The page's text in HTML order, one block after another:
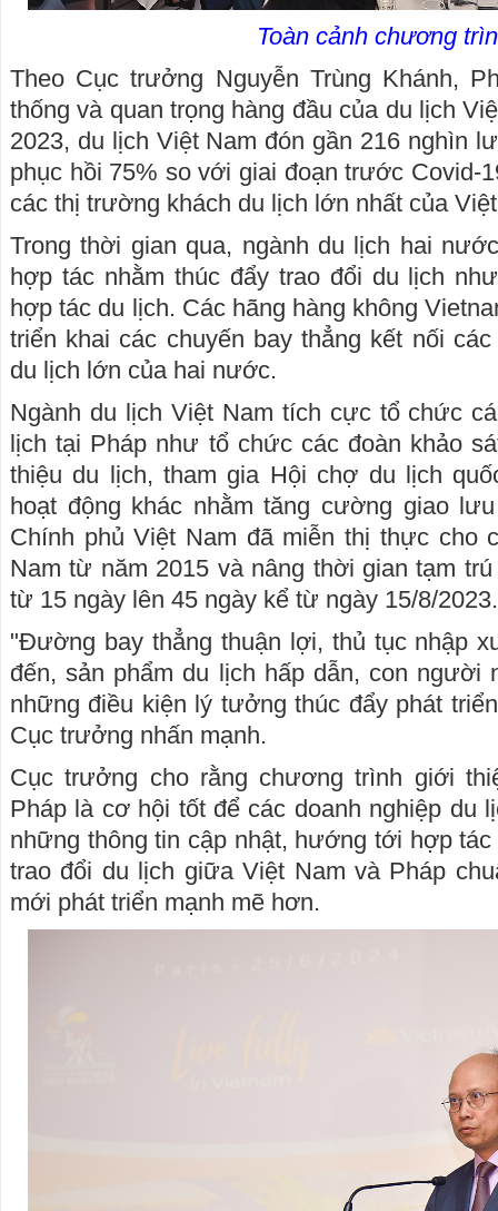
Toàn cảnh chương
Theo Cục trưởng Nguyễn Trùng Khánh,
thống và quan trọng hàng đầu của du lịch
2023, du lịch Việt Nam đón gần 216 nghìn
phục hồi 75% so với giai đoạn trước Covid-
các thị trường khách du lịch lớn nhất của
Trong thời gian qua, ngành du lịch hai
hợp tác nhằm thúc đẩy trao đổi du lịch
hợp tác du lịch. Các hãng hàng không
triển khai các chuyến bay thẳng kết nối
du lịch lớn của hai nước.
Ngành du lịch Việt Nam tích cực tổ chức
lịch tại Pháp như tổ chức các đoàn khảo
thiệu du lịch, tham gia Hội chợ du lịch
hoạt động khác nhằm tăng cường giao
Chính phủ Việt Nam đã miễn thị thực cho
Nam từ năm 2015 và nâng thời gian tạm
từ 15 ngày lên 45 ngày kể từ ngày 15/8/2023.
"Đường bay thẳng thuận lợi, thủ tục nhập
đến, sản phẩm du lịch hấp dẫn, con người
những điều kiện lý tưởng thúc đẩy phát
Cục trưởng nhấn mạnh.
Cục trưởng cho rằng chương trình giới
Pháp là cơ hội tốt để các doanh nghiệp du
những thông tin cập nhật, hướng tới hợp
trao đổi du lịch giữa Việt Nam và Pháp
mới phát triển mạnh mẽ hơn.